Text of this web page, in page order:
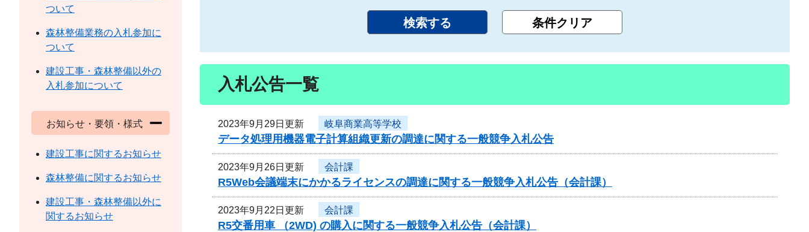
入札公告一覧
2023年9月29日更新 岐阜商業高等学校
データ処理用機器電子計算組織更新の調達に関する一般競争入札公告
2023年9月26日更新 会計課
R5Web会議端末にかかるライセンスの調達に関する一般競争入札公告（会計課）
2023年9月22日更新 会計課
R5交番用車 （2WD) の購入に関する一般競争入札公告（会計課）
ついて
森林整備業務の入札参加に
ついて
建設工事・森林整備以外の
入札参加について
お知らせ・要領・様式
建設工事に関するお知らせ
森林整備に関するお知らせ
建設工事・森林整備以外に
関するお知らせ